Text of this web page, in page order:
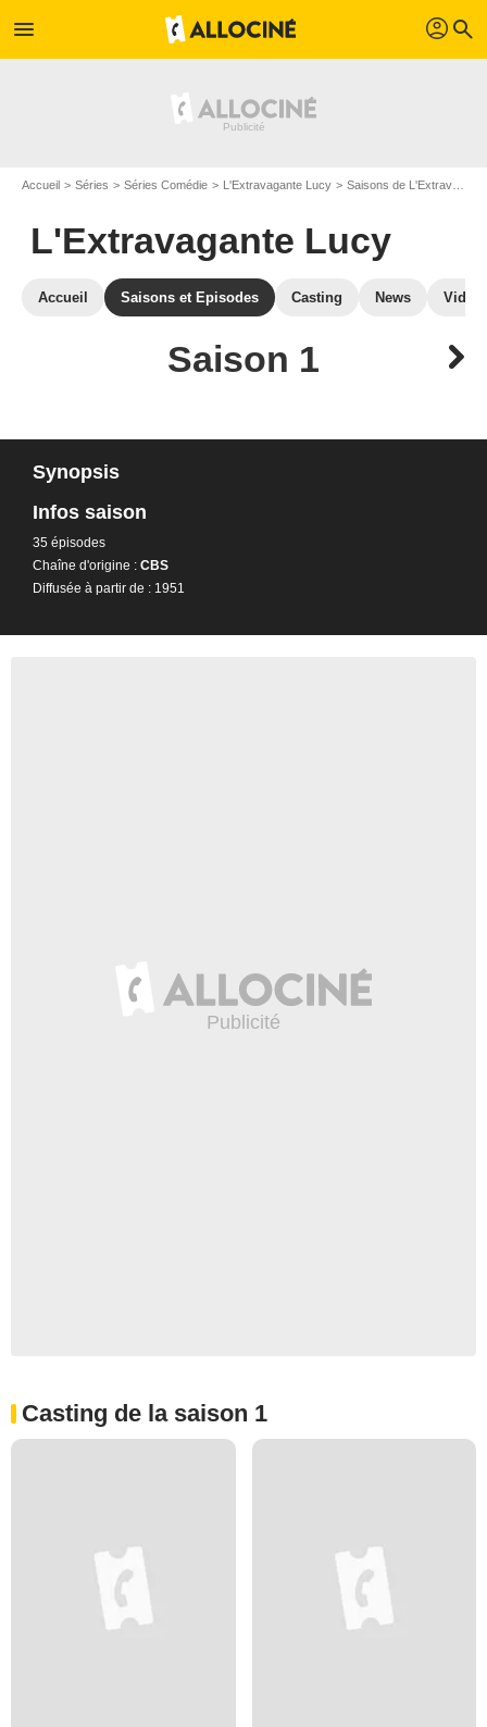
menu profil search
Accueil Séries Séries Comédie L'Extravagante Lucy Saisons de L'Extravagante Lucy
L'Extravagante Lucy
Accueil Saisons et Episodes Casting News
Saison 1
Synopsis
Infos saison
35 épisodes
Chaîne d'origine : CBS
Diffusée à partir de : 1951
Casting de la saison 1